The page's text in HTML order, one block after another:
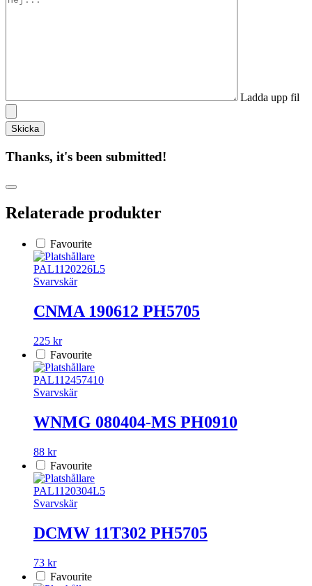
Ladda upp fil
Thanks, it's been submitted!
Relaterade produkter
Favourite
PAL1120226L5
Svarvskär
CNMA 190612 PH5705
225 kr
Favourite
PAL112457410
Svarvskär
WNMG 080404-MS PH0910
88 kr
Favourite
PAL1120304L5
Svarvskär
DCMW 11T302 PH5705
73 kr
Favourite